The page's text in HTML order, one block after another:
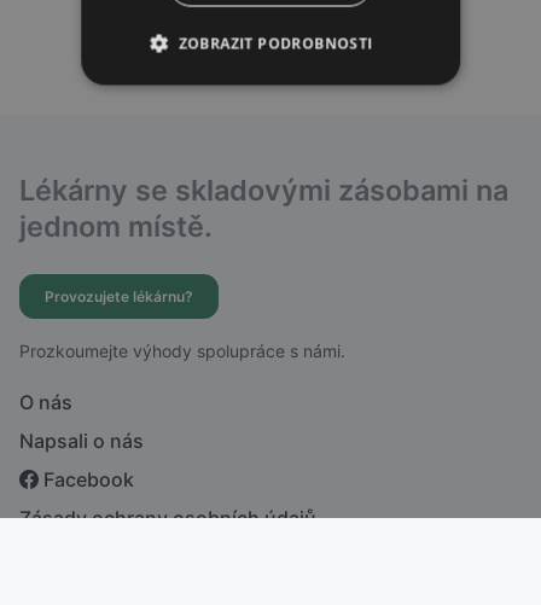
Ověřit adresu
Lékárny se skladovými zásobami na
jednom místě.
Provozujete lékárnu?
Prozkoumejte výhody spolupráce s námi.
O nás
Napsali o nás
Facebook
Zásady ochrany osobních údajů
ZOBRAZIT PODROBNOSTI